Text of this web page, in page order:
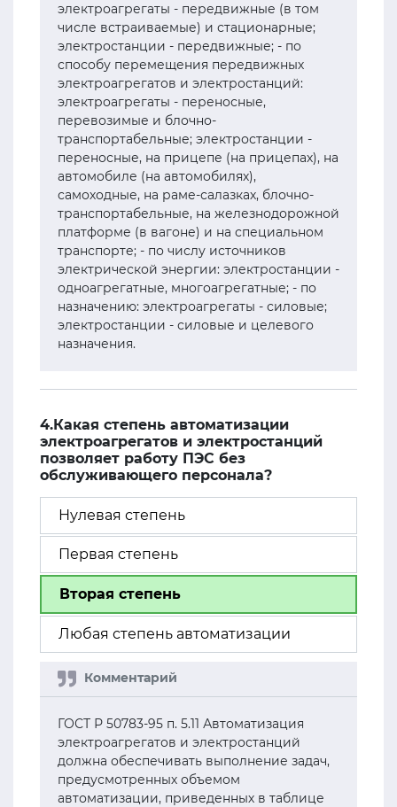
электроагрегаты - передвижные (в том
числе встраиваемые) и стационарные;
электростанции - передвижные; - по
способу перемещения передвижных
электроагрегатов и электростанций:
электроагрегаты - переносные,
перевозимые и блочно-
транспортабельные; электростанции -
переносные, на прицепе (на прицепах), на
автомобиле (на автомобилях),
самоходные, на раме-салазках, блочно-
транспортабельные, на железнодорожной
платформе (в вагоне) и на специальном
транспорте; - по числу источников
электрической энергии: электростанции -
одноагрегатные, многоагрегатные; - по
назначению: электроагрегаты - силовые;
электростанции - силовые и целевого
назначения.
4.Какая степень автоматизации
электроагрегатов и электростанций
позволяет работу ПЭС без
обслуживающего персонала?
Нулевая степень
Первая степень
Вторая степень
Любая степень автоматизации
ГОСТ Р 50783-95 п. 5.11 Автоматизация
электроагрегатов и электростанций
должна обеспечивать выполнение задач,
предусмотренных объемом
автоматизации, приведенных в таблице